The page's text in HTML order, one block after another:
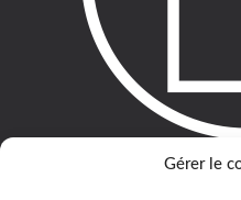
Gérer le